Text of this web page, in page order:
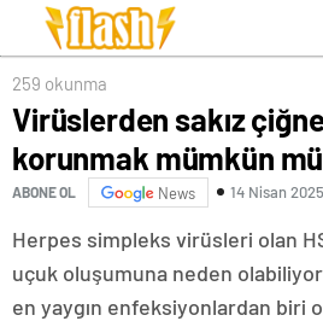
259 okunma
Virüslerden sakız
korunmak mümkün
ABONE OL News 14 Nisan
Herpes simpleks virüsleri olan
uçuk oluşumuna neden
en yaygın enfeksiyonlardan biri